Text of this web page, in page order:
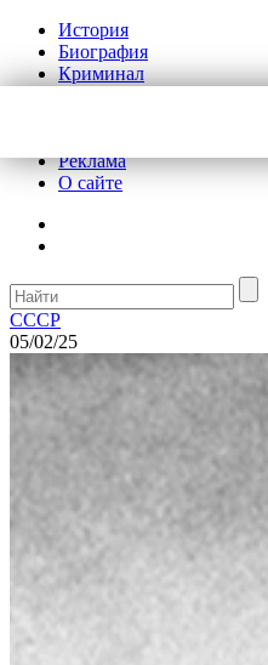
История
Биография
Криминал
Реклама
О сайте
СССР
05/02/25